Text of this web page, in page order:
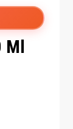
Ml